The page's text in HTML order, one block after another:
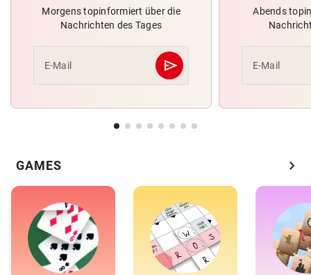
Morgens topinformiert über die
Nachrichten des Tages
E-Mail send
Abschicken
Abends
E-Mail
GAMES chevron_right